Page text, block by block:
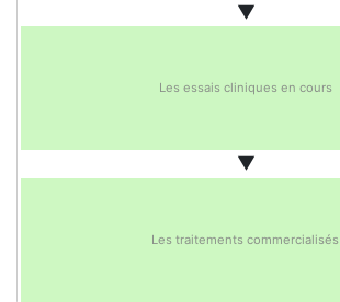
▼
Les essais cliniques en cours
▼
Les traitements commercialisés